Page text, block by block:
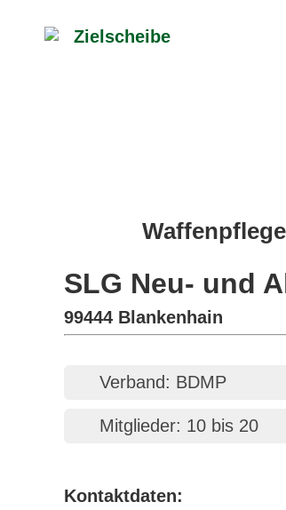
Waffenpflege
SLG Neu- und
99444 Blankenhain
Verband: BDMP
Mitglieder: 10 bis 20
Kontaktdaten: